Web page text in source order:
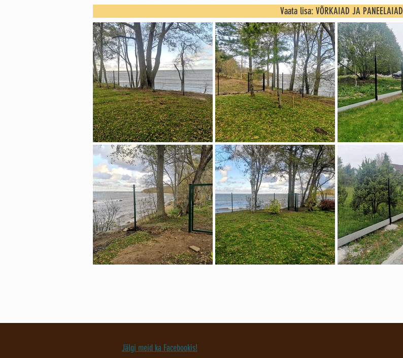
Vaata lisa: VÕRKAIAD JA PANEELAIAD
Jälgi meid ka Facebookis!